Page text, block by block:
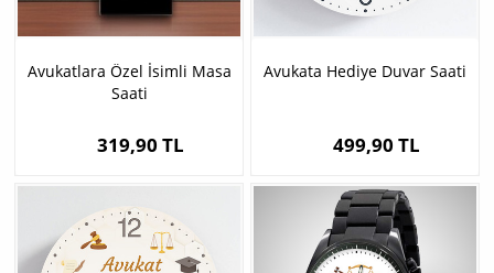
Avukatlara Özel İsimli Masa
Saati
319,90 TL
Avukata Hediye Duvar Saati
499,90 TL